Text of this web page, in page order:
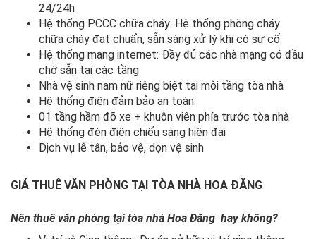
24/24h
Hệ thống PCCC chữa cháy: Hệ thống phòng cháy
chữa cháy đạt chuẩn, sẵn sàng xử lý khi có sự cố
Hệ thống mạng internet: Đầy đủ các nhà mạng có đầu
chờ sẵn tại các tầng
Nhà vệ sinh nam nữ riêng biệt tại mỗi tầng tòa nhà
Hệ thống điện đảm bảo an toàn.
01 tầng hầm đõ xe + khuôn viên phía trước tòa nhà
Hệ thống đèn điện chiếu sáng hiện đại
Dịch vụ lễ tân, bảo vệ, dọn vệ sinh
GIÁ THUÊ VĂN PHÒNG TẠI TÒA NHÀ HOA ĐĂNG
Nên thuê văn phòng tại tòa nhà Hoa Đăng hay không?